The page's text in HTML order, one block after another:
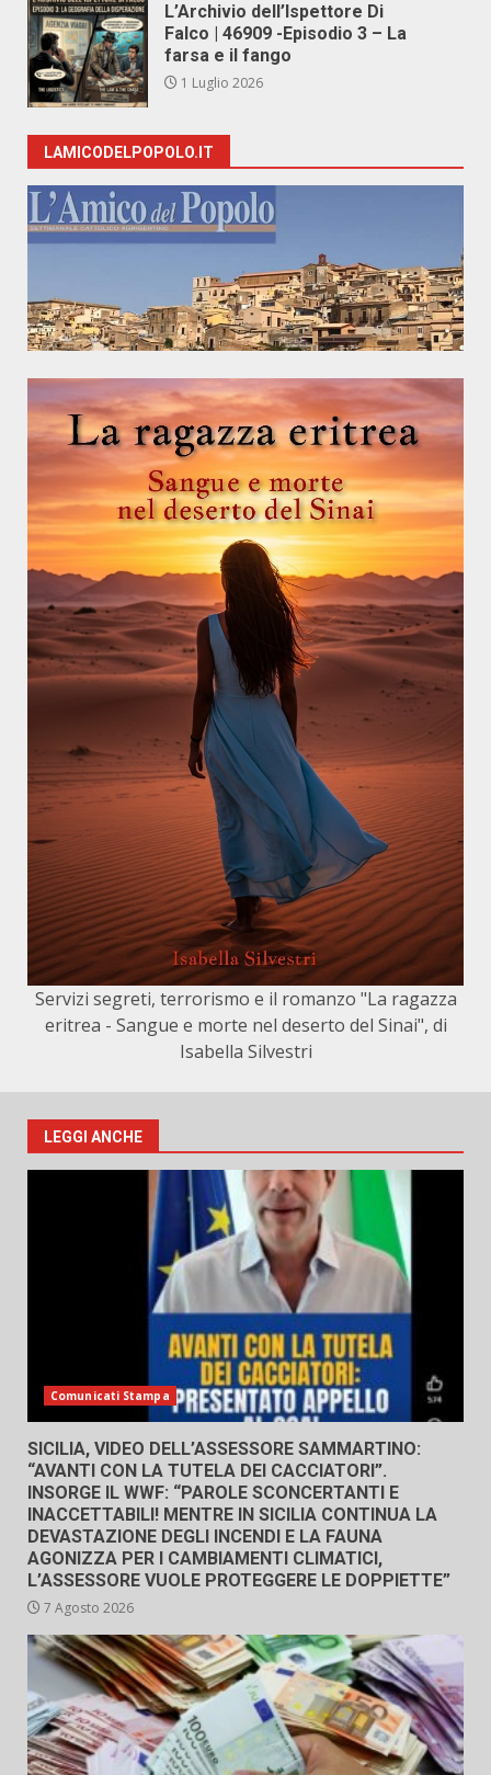
L’Archivio dell’Ispettore Di
Falco | 46909 -Episodio 3 – La
farsa e il fango
1 Luglio 2026
LAMICODELPOPOLO.IT
Servizi segreti, terrorismo e il romanzo "La ragazza
eritrea - Sangue e morte nel deserto del Sinai", di
Isabella Silvestri
LEGGI ANCHE
Comunicati Stampa
SICILIA, VIDEO DELL’ASSESSORE SAMMARTINO:
“AVANTI CON LA TUTELA DEI CACCIATORI”.
INSORGE IL WWF: “PAROLE SCONCERTANTI E
INACCETTABILI! MENTRE IN SICILIA CONTINUA LA
DEVASTAZIONE DEGLI INCENDI E LA FAUNA
AGONIZZA PER I CAMBIAMENTI CLIMATICI,
L’ASSESSORE VUOLE PROTEGGERE LE DOPPIETTE”
7 Agosto 2026